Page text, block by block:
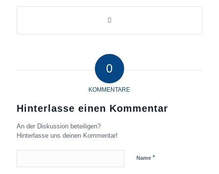
0
KOMMENTARE
Hinterlasse einen Kommentar
An der Diskussion beteiligen?
Hinterlasse uns deinen Kommentar!
Name *